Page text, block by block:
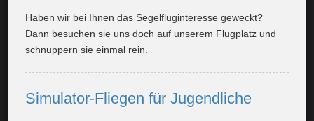
Haben wir bei Ihnen das Segelfluginteresse geweckt?
Dann besuchen sie uns doch auf unserem Flugplatz und
schnuppern sie einmal rein.
Simulator-Fliegen für Jugendliche